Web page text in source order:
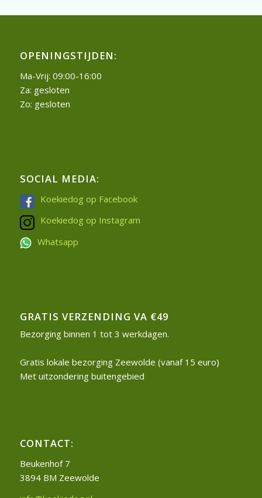
OPENINGSTIJDEN:
Ma-Vrij: 09:00-16:00
Za: gesloten
Zo: gesloten
SOCIAL MEDIA:
Koekiedog op Facebook
Koekiedog op Instagram
Whatsapp
GRATIS VERZENDING VA €49
Bezorging binnen 1 tot 3 werkdagen.
Gratis lokale bezorging Zeewolde (vanaf 15 euro)
Met uitzondering buitengebied
CONTACT:
Beukenhof 7
3894 BM Zeewolde